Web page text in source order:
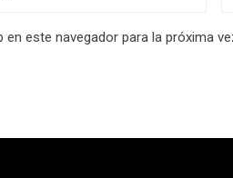
este navegador para la próxima